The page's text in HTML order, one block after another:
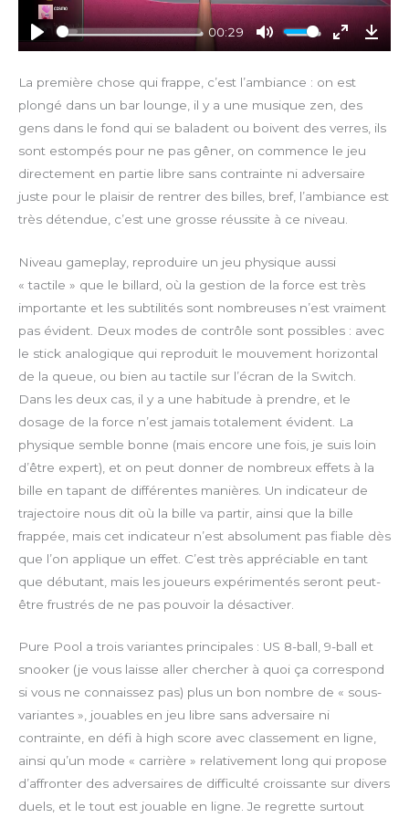
P
a
y
00:29
M
e
E
e
r
f
u
l
r
D
d
a
y
La première chose qui frappe, c’est l’ambiance : on est
plongé dans un bar lounge, il y a une musique zen, des
gens dans le fond qui se baladent ou boivent des verres, ils
sont estompés pour ne pas gêner, on commence le jeu
directement en partie libre sans contrainte ni adversaire
juste pour le plaisir de rentrer des billes, bref, l’ambiance est
très détendue, c’est une grosse réussite à ce niveau.
Niveau gameplay, reproduire un jeu physique aussi
« tactile » que le billard, où la gestion de la force est très
importante et les subtilités sont nombreuses n’est vraiment
pas évident. Deux modes de contrôle sont possibles : avec
le stick analogique qui reproduit le mouvement horizontal
de la queue, ou bien au tactile sur l’écran de la Switch.
Dans les deux cas, il y a une habitude à prendre, et le
dosage de la force n’est jamais totalement évident. La
physique semble bonne (mais encore une fois, je suis loin
d’être expert), et on peut donner de nombreux effets à la
bille en tapant de différentes manières. Un indicateur de
trajectoire nous dit où la bille va partir, ainsi que la bille
frappée, mais cet indicateur n’est absolument pas fiable dès
que l’on applique un effet. C’est très appréciable en tant
que débutant, mais les joueurs expérimentés seront peut-
être frustrés de ne pas pouvoir la désactiver.
Pure Pool a trois variantes principales : US 8-ball, 9-ball et
snooker (je vous laisse aller chercher à quoi ça correspond
si vous ne connaissez pas) plus un bon nombre de « sous-
variantes », jouables en jeu libre sans adversaire ni
contrainte, en défi à high score avec classement en ligne,
ainsi qu’un mode « carrière » relativement long qui propose
d’affronter des adversaires de difficulté croissante sur divers
duels, et le tout est jouable en ligne. Je regrette surtout